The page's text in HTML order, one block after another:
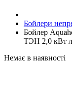
Бойлери
Бойлер
ТЭН 2,0 кВт
Немає в наявності